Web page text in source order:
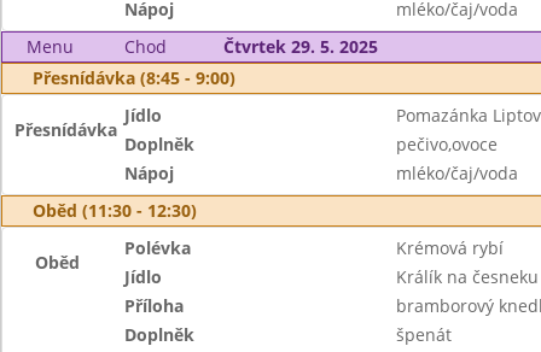
Nápoj
mléko/čaj/voda
Menu
Chod
Čtvrtek 29. 5. 2025
Přesnídávka (8:45 - 9:00)
Přesnídávka
Jídlo
Pomazánka
Doplněk
pečivo,ovoce
Nápoj
mléko/čaj/voda
Oběd (11:30 - 12:30)
Oběd
Polévka
Krémová rybí
Jídlo
Králík na česneku
Příloha
bramborový
Doplněk
špenát